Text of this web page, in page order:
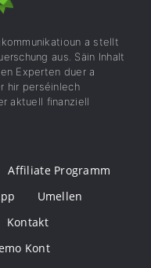
a stellt
aus. Säin Inhalt
Experten duer a
hir perséinlech
aktuell finanziell
Affiliate Programm
Umellen
Kontakt
Kont